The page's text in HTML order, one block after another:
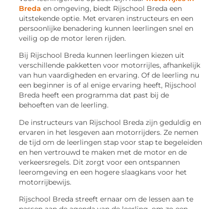
Breda en omgeving, biedt Rijschool Breda een
uitstekende optie. Met ervaren instructeurs en een
persoonlijke benadering kunnen leerlingen snel en
veilig op de motor leren rijden.
Bij Rijschool Breda kunnen leerlingen kiezen uit
verschillende pakketten voor motorrijles, afhankelijk
van hun vaardigheden en ervaring. Of de leerling nu
een beginner is of al enige ervaring heeft, Rijschool
Breda heeft een programma dat past bij de
behoeften van de leerling.
De instructeurs van Rijschool Breda zijn geduldig en
ervaren in het lesgeven aan motorrijders. Ze nemen
de tijd om de leerlingen stap voor stap te begeleiden
en hen vertrouwd te maken met de motor en de
verkeersregels. Dit zorgt voor een ontspannen
leeromgeving en een hogere slaagkans voor het
motorrijbewijs.
Rijschool Breda streeft ernaar om de lessen aan te